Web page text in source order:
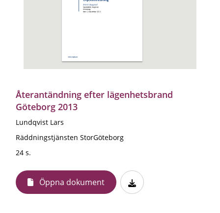
Återantändning efter lägenhetsbrand
Göteborg 2013
Lundqvist Lars
Räddningstjänsten StorGöteborg
24 s.
Öppna dokument